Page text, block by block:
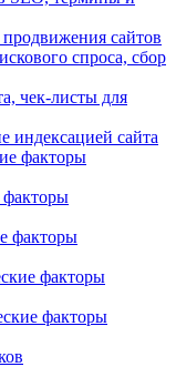
сайтов
спроса, сбор
чек-листы для
сайта
факторы
факторы
факторы
факторы